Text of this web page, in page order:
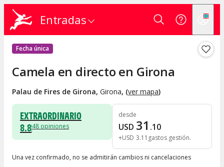
Entradas
Fecha única
Camela en directo en Girona
Palau de Fires de Girona, Girona, (ver mapa)
EXTRAORDINARIO
8.848 opiniones
desde
USD 31 .10
+USD 3.11 gastos gestión
Una vez confirmado, no se admitirán cambios ni cancelaciones